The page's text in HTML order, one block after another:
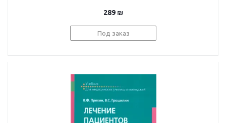
289 ₪
Под заказ